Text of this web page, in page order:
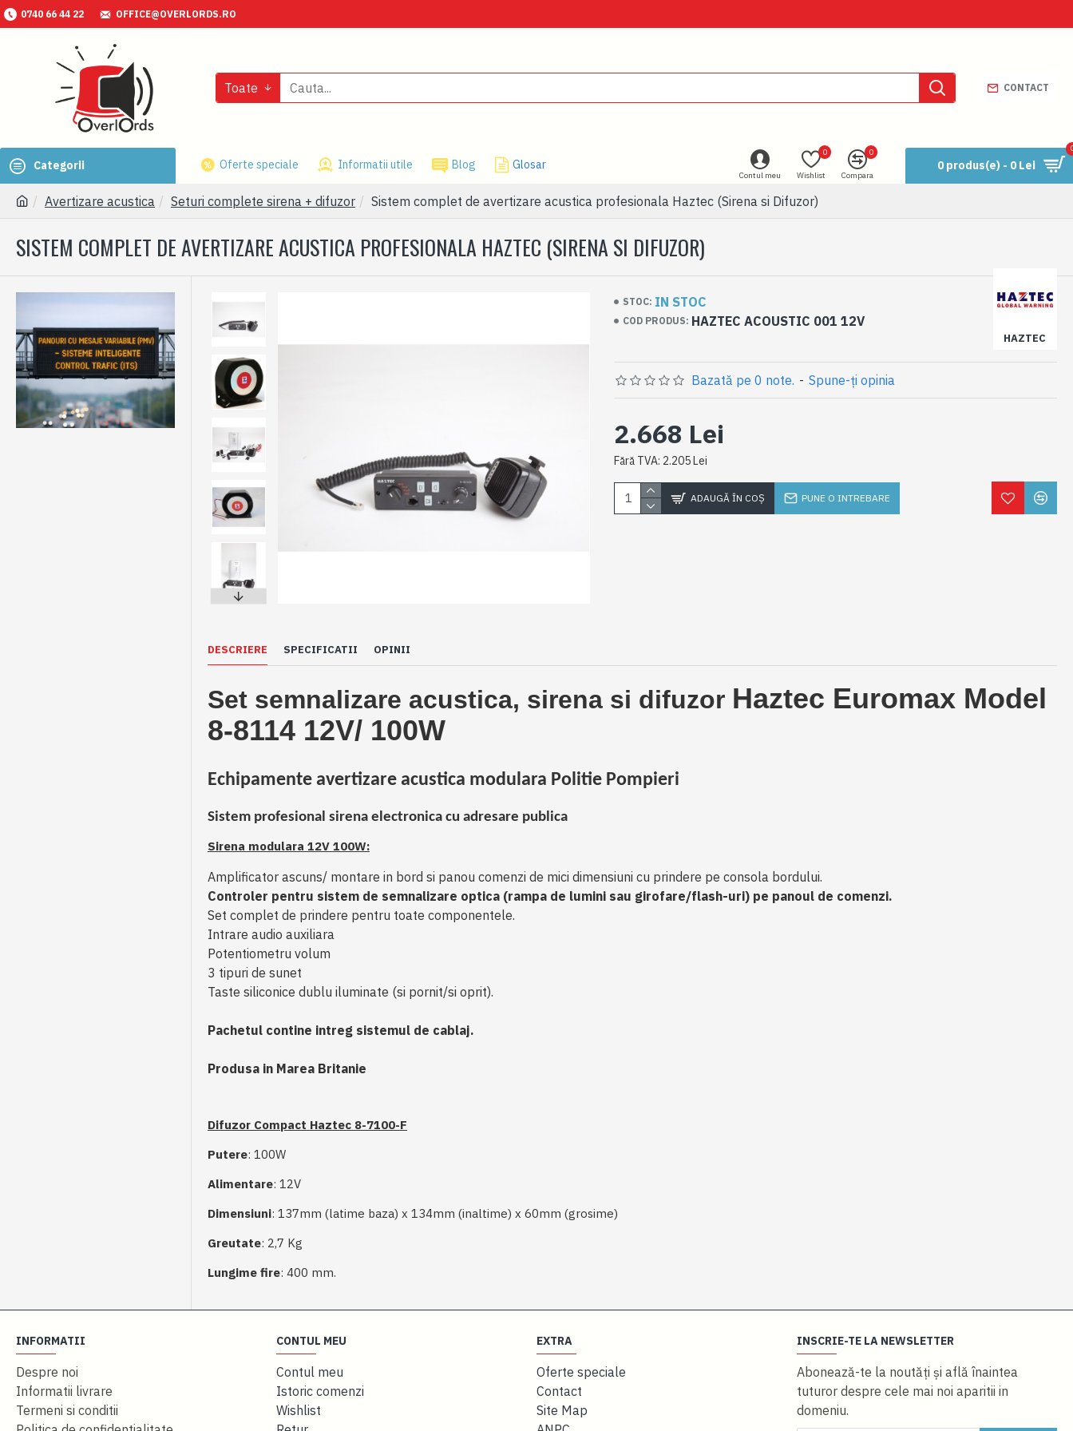
0740 66 44 22 OFFICE@OVERLORDS.RO
Toate CONTACT
Categorii Oferte speciale Informatii utile Blog Glosar
Contul meu Wishlist
0
Compara
0
0 produs(e) - 0 Lei
Avertizare acustica Seturi complete sirena + difuzor Sistem complet de avertizare acustica profesionala Haztec (Sirena si Difuzor)
SISTEM COMPLET DE AVERTIZARE ACUSTICA PROFESIONALA HAZTEC (SIRENA SI DIFUZOR)
STOC: IN STOC
COD PRODUS: HAZTEC ACOUSTIC 001 12V
HAZTEC
Bazată pe 0 note. - Spune-ţi opinia
2.668 Lei
Fără TVA: 2.205 Lei
ADAUGĂ ÎN COŞ PUNE O INTREBARE
DESCRIERE SPECIFICATII OPINII
Set semnalizare acustica, sirena si difuzor Haztec Euromax Model
8-8114 12V/ 100W
Echipamente avertizare acustica modulara Politie Pompieri
Sistem profesional sirena electronica cu adresare publica
Sirena modulara 12V 100W:
Amplificator ascuns/ montare in bord si panou comenzi de mici dimensiuni cu prindere pe consola bordului.
Controler pentru sistem de semnalizare optica (rampa de lumini sau girofare/flash-uri) pe panoul de comenzi.
Set complet de prindere pentru toate componentele.
Intrare audio auxiliara
Potentiometru volum
3 tipuri de sunet
Taste siliconice dublu iluminate (si pornit/si oprit).
Pachetul contine intreg sistemul de cablaj.
Produsa in Marea Britanie
Difuzor Compact Haztec 8-7100-F
Putere: 100W
Alimentare: 12V
Dimensiuni: 137mm (latime baza) x 134mm (inaltime) x 60mm (grosime)
Greutate: 2,7 Kg
Lungime fire: 400 mm.
INFORMATII
Despre noi
Informatii livrare
Termeni si conditii
CONTUL MEU
Contul meu
Istoric comenzi
Wishlist
EXTRA
Oferte speciale
Contact
Site Map
INSCRIE-TE LA NEWSLETTER
Abonează-te la noutăţi și află înaintea
tuturor despre cele mai noi aparitii in
domeniu.